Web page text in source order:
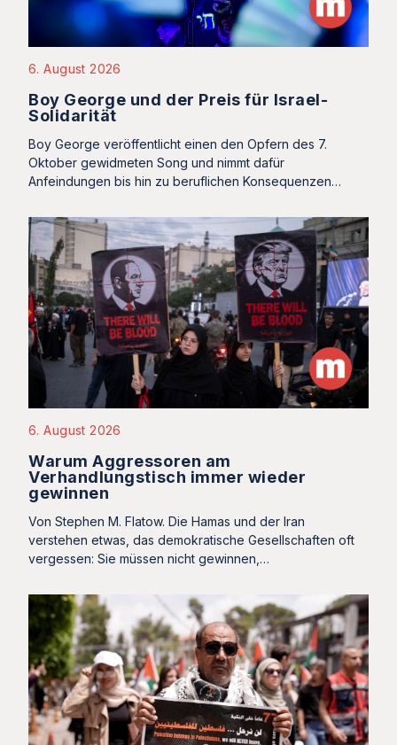
6. August 2026
Boy George und der Preis für Israel-
Solidarität
Boy George veröffentlicht einen den Opfern des 7.
Oktober gewidmeten Song und nimmt dafür
Anfeindungen bis hin zu beruflichen Konsequenzen…
6. August 2026
Warum Aggressoren am
Verhandlungstisch immer wieder
gewinnen
Von Stephen M. Flatow. Die Hamas und der Iran
verstehen etwas, das demokratische Gesellschaften oft
vergessen: Sie müssen nicht gewinnen,…